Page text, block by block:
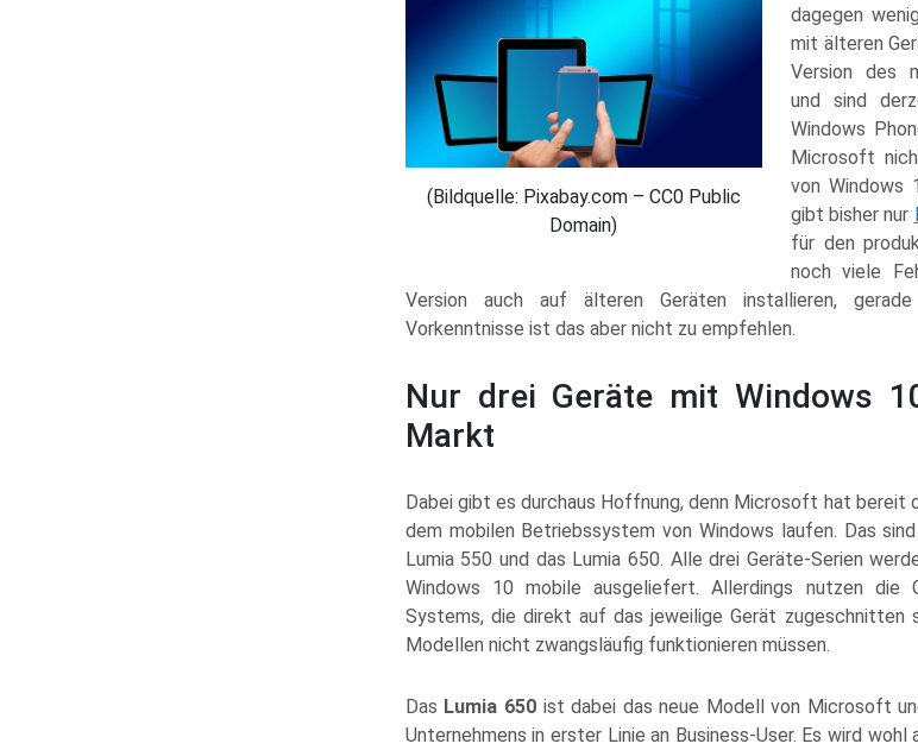
(Bildquelle: Pixabay.com – CC0 Public
Domain)
dagegen
mit älteren
Version des
und sind
Windows
Microsoft
von Windows
gibt bisher nur
für den
noch viele
Version auch auf älteren Geräten installieren,
Vorkenntnisse ist das aber nicht zu empfehlen.
Nur drei Geräte mit Windows
Markt
Dabei gibt es durchaus Hoffnung, denn Microsoft hat
dem mobilen Betriebssystem von Windows laufen. Das
Lumia 550 und das Lumia 650. Alle drei Geräte-Serien
Windows 10 mobile ausgeliefert. Allerdings nutzen die
Systems, die direkt auf das jeweilige Gerät zugeschnitten
Modellen nicht zwangsläufig funktionieren müssen.
Das Lumia 650 ist dabei das neue Modell von Microsoft
Unternehmens in erster Linie an Business-User. Es wird